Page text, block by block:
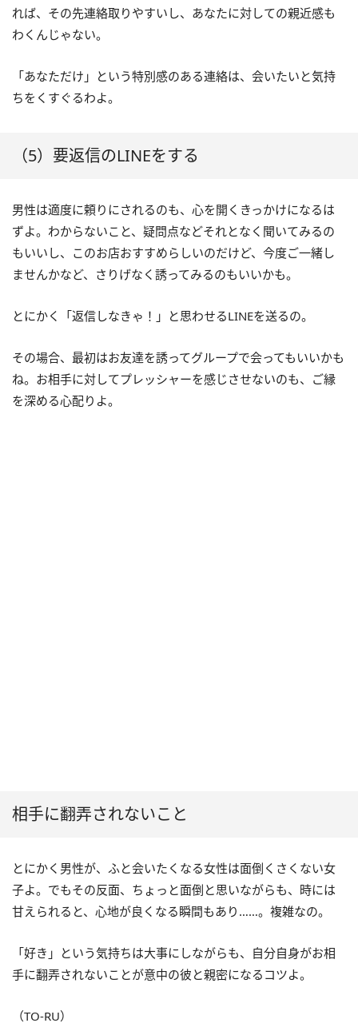
れば、その先連絡取りやすいし、あなたに対しての親近感も
わくんじゃない。
「あなただけ」という特別感のある連絡は、会いたいと気持
ちをくすぐるわよ。
（5）要返信のLINEをする
男性は適度に頼りにされるのも、心を開くきっかけになるは
ずよ。わからないこと、疑問点などそれとなく聞いてみるの
もいいし、このお店おすすめらしいのだけど、今度ご一緒し
ませんかなど、さりげなく誘ってみるのもいいかも。
とにかく「返信しなきゃ！」と思わせるLINEを送るの。
その場合、最初はお友達を誘ってグループで会ってもいいかも
ね。お相手に対してプレッシャーを感じさせないのも、ご縁
を深める心配りよ。
相手に翻弄されないこと
とにかく男性が、ふと会いたくなる女性は面倒くさくない女
子よ。でもその反面、ちょっと面倒と思いながらも、時には
甘えられると、心地が良くなる瞬間もあり……。複雑なの。
「好き」という気持ちは大事にしながらも、自分自身がお相
手に翻弄されないことが意中の彼と親密になるコツよ。
（TO-RU）